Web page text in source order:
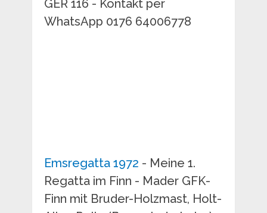
GER 116 - Kontakt per
WhatsApp 0176 64006778
Emsregatta 1972 - Meine 1.
Regatta im Finn - Mader GFK-
Finn mit Bruder-Holzmast, Holt-